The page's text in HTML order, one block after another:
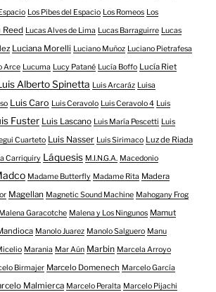
Los Pibes del Espacio Los Romeos Los
Reed Lucas Alves de Lima Lucas Barraguirre Lucas
Luciana Morelli Luciano Muñoz Luciano Pietrafesa
Arce Lucuma Lucy Patané Lucía Boffo Lucía Riet
Alberto Spinetta Luis Arcaráz Luisa
Luis Caro Luis Ceravolo Luis Ceravolo 4 Luis
Fuster Luis Lascano Luis María Pescetti Luis
Cuarteto Luis Nasser Luis Sirimaco Luz de Riada
Carriquiry Láquesis M.I.N.G.A. Macedonio
Madame Butterfly Madame Rita Madera
Magellan Magnetic Sound Machine Mahogany Frog
Malena Garacotche Malena y Los Ningunos Mamut
Manolo Juarez Manolo Salguero Manu
Marania Mar Aún Marbin Marcela Arroyo
Birmajer Marcelo Domenech Marcelo García
Malmierca Marcelo Peralta Marcelo Pijachi